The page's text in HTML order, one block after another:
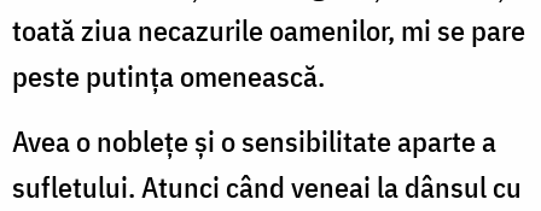
toată ziua necazurile oamenilor, mi se pare
peste putința omenească.
Avea o noblețe și o sensibilitate aparte a
sufletului. Atunci când veneai la dânsul cu